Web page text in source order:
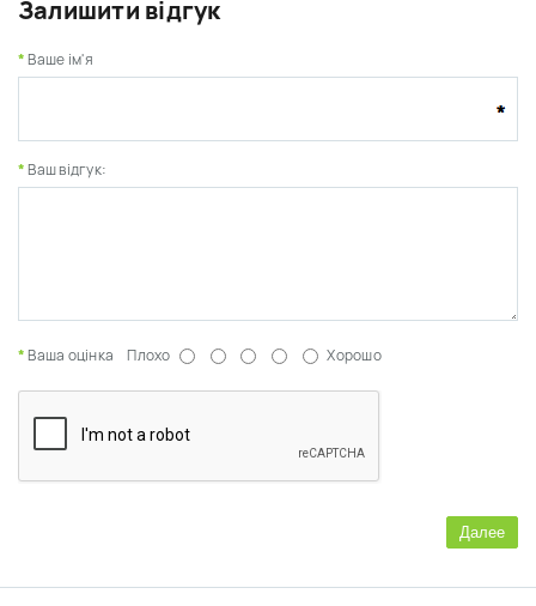
Залишити відгук
Ваше ім'я
Ваш відгук:
Ваша оцінка Плохо Хорошо
Далее